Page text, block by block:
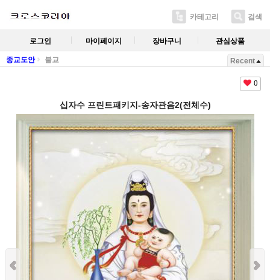
카테고리 검색
로그인 마이페이지 장바구니 관심상품
종교도안 불교 Recent
0
십자수 프린트패키지-송자관음2(전체수)